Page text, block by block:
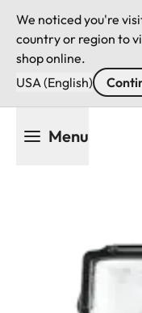
We noticed you're
country or region to
shop online.
USA (English)
Menu